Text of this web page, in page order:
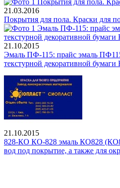
21.03.2016
Покрытия для пола. Краски для
21.10.2015
Эмаль ПФ-115: прайс эмаль
текстурной декоративной
21.10.2015
828-КО КО-828 эмаль КО828
вод под покрытие, а также для